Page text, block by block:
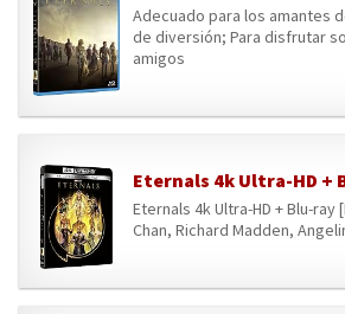
Adecuado para los amantes
de diversión; Para disfrutar
amigos
Eternals 4k Ultra-HD +
Eternals 4k Ultra-HD + Blu-ray
Chan, Richard Madden,